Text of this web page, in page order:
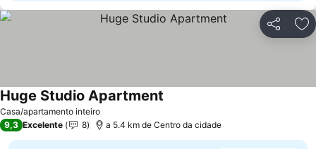
Partilhar
Casa/apartamento inteiro
Huge Studio Apartment
9,3 Excelente 8 a 5.4 km de Centro da cidade